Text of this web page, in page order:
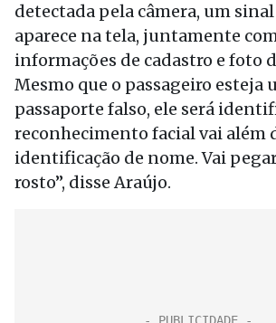
detectada pela câmera, um
aparece na tela, juntamente
informações de cadastro e foto
Mesmo que o passageiro esteja
passaporte falso, ele será
reconhecimento facial vai além
identificação de nome. Vai
rosto”, disse Araújo.